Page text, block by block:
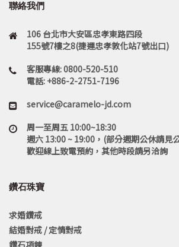
聯絡我們
106 台北市大安區忠孝東路四段
155號7樓之8(捷運忠孝敦化站7號出口)
客服專線: 0800-520-510
電話: +886-2-2751-7196
service@caramelo-jd.com
周一至周五 10:00~18:30
週六 13:00 ~ 19:00，(部分週期公休請見
歡迎線上致電預約，其他時段請另洽詢
鑽石珠寶
求婚鑽戒
結婚對戒 / 定情對戒